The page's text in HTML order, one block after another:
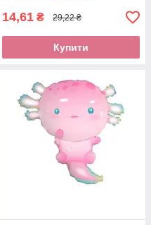
14,61 ₴ 29,22 ₴
Купити